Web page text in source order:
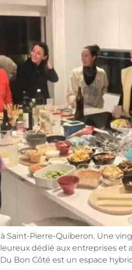
Saint-Pierre-Quiberon. Une
dédié aux entreprises et
Bon Côté est un espace